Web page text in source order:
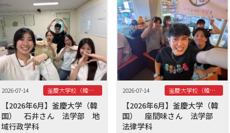
2026-07-14 釜慶大学校（韓国）
【2026年6月】釜慶大学（韓
国） 石井さん 法学部 地
域行政学科
2026-07-14 釜慶大学校（韓国）
【2026年6月】釜慶大学（韓
国） 座間味さん 法学部
法律学科